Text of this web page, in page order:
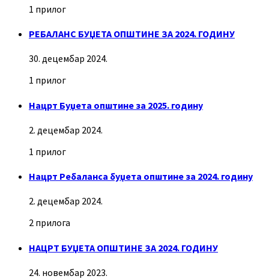
1 прилог
РЕБАЛАНС БУЏЕТА ОПШТИНЕ ЗА 2024. ГОДИНУ
30. децембар 2024.
1 прилог
Нацрт Буџета општине за 2025. годину
2. децембар 2024.
1 прилог
Нацрт Ребаланса буџета општине за 2024. годину
2. децембар 2024.
2 прилога
НАЦРТ БУЏЕТА ОПШТИНЕ ЗА 2024. ГОДИНУ
24. новембар 2023.